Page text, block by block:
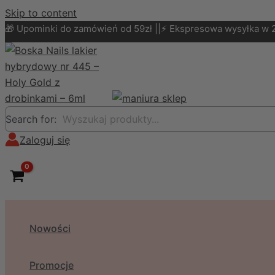
Skip to content
🎁 Upominki do zamówień od 59zł ||⚡ Ekspresowa wysyłka w
Search for:
Zaloguj się
Nowości
Promocje